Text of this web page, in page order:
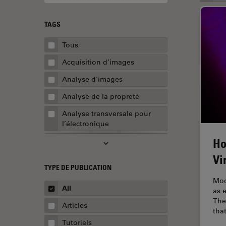
TAGS
Tous
Acquisition d’images
Analyse d'images
Analyse de la propreté
Analyse transversale pour
l’électronique
Contrôle de la qualité
Automobile et aérospatial
Biologie cellulaire
TYPE DE PUBLICATION
All
Articles
Tutoriels
as